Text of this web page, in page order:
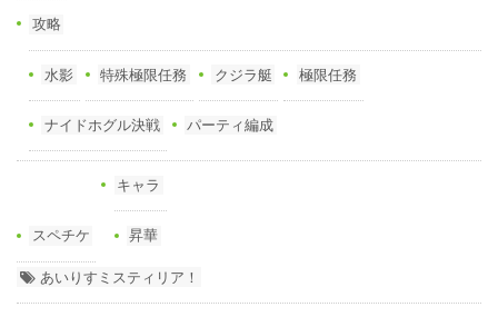
攻略
水影 特殊極限任務 クジラ艇 極限任務
ナイドホグル決戦 パーティ編成
スペチケ
キャラ
昇華
あいりすミスティリア！